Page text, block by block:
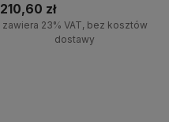
210,60 zł
zawiera 23% VAT, bez kosztów
dostawy